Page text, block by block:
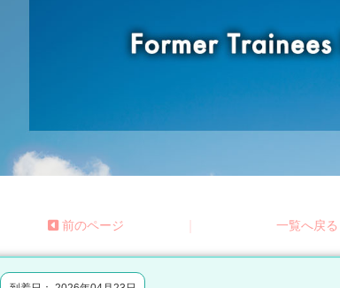
前のページ 一覧へ戻る